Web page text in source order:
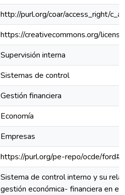
http://purl.org/coar/access_right/
https://creativecommons.org/
Supervisión interna
Sistemas de control
Gestión financiera
Economía
Empresas
https://purl.org/pe-repo/ocde/
Sistema de control interno y su
gestión económica- financiera en